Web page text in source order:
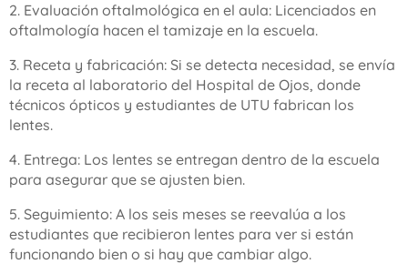
2. Evaluación oftalmológica en el aula: Licenciados en
oftalmología hacen el tamizaje en la escuela.
3. Receta y fabricación: Si se detecta necesidad, se envía
la receta al laboratorio del Hospital de Ojos, donde
técnicos ópticos y estudiantes de UTU fabrican los
lentes.
4. Entrega: Los lentes se entregan dentro de la escuela
para asegurar que se ajusten bien.
5. Seguimiento: A los seis meses se reevalúa a los
estudiantes que recibieron lentes para ver si están
funcionando bien o si hay que cambiar algo.